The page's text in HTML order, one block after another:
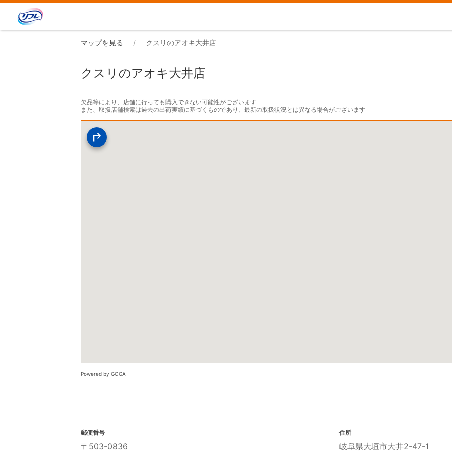
マップを見る クスリのアオキ大井店
クスリのアオキ大井店
欠品等により、店舗に行っても購入できない可能性がございます
また、取扱店舗検索は過去の出荷実績に基づくものであり、最新の取扱状況とは異なる場合がございます
Powered by GOGA
郵便番号
〒503-0836
住所
岐阜県大垣市大井2-47-1